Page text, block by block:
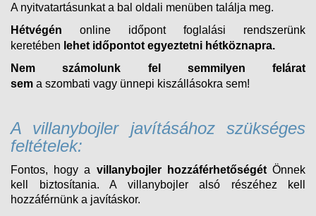
A nyitvatartásunkat a bal oldali menüben találja meg.
Hétvégén online időpont foglalási rendszerünk
keretében lehet időpontot egyeztetni hétköznapra.
Nem számolunk fel semmilyen felárat
sem a szombati vagy ünnepi kiszállásokra sem!
A villanybojler javításához szükséges
feltételek:
Fontos, hogy a villanybojler hozzáférhetőségétÖnnek
kell biztosítania. A villanybojler alsó részéhez kell
hozzáférnünk a javításkor.